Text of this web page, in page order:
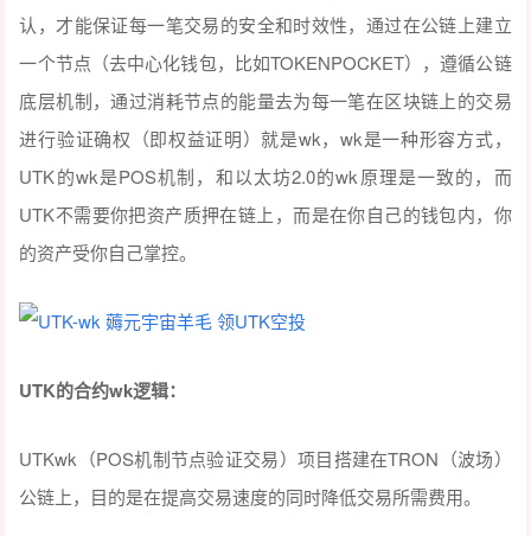
认，才能保证每一笔交易的安全和时效性，通过在公链上建立
一个节点（去中心化钱包，比如TOKENPOCKET），遵循公链
底层机制，通过消耗节点的能量去为每一笔在区块链上的交易
进行验证确权（即权益证明）就是wk，wk是一种形容方式，
UTK的wk是POS机制，和以太坊2.0的wk原理是一致的，而
UTK不需要你把资产质押在链上，而是在你自己的钱包内，你
的资产受你自己掌控。
UTK的合约wk逻辑：
UTKwk（POS机制节点验证交易）项目搭建在TRON（波场）
公链上，目的是在提高交易速度的同时降低交易所需费用。